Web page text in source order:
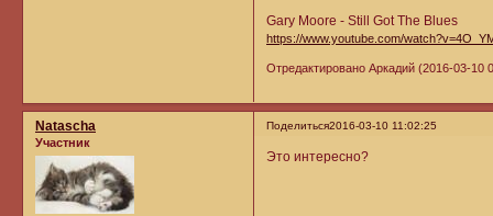
Gary Moore - Still Got The Blues
https://www.youtube.com/
Отредактировано Аркадий (2016-03-10
Поделиться2016-03-10 11:02:25
Natascha
Участник
Это интересно?